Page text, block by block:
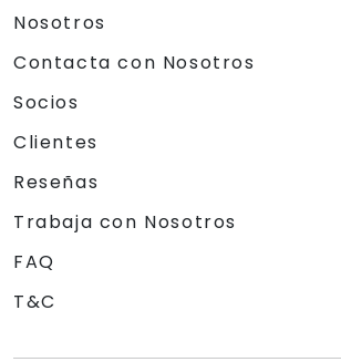
Nosotros
Contacta con Nosotros
Socios
Clientes
Reseñas
Trabaja con Nosotros
FAQ
T&C